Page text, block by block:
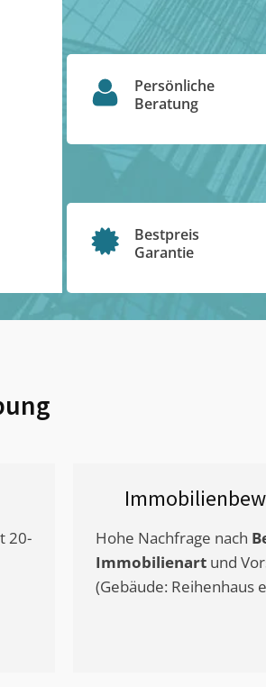
Persönliche
Beratung
Bestpreis
Garantie
20-
Hohe Nachfrage nach
Immobilienart und
(Gebäude: Reihenhaus